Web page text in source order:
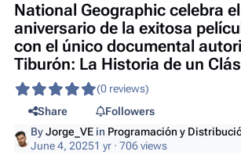
National Geographic celebra
aniversario de la exitosa
con el único documental
Tiburón: La Historia de un
(0 reviews)
Share
Followers
ByJorge_VE in Programación y
June 4, 20251 yr · 706 views